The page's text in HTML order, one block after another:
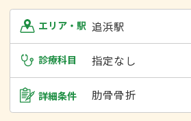
エリア・駅 追浜駅
診療科目 指定なし
詳細条件 肋骨骨折